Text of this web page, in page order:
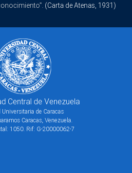
(Carta de Atenas, 1931)
Central de Venezuela
Universitaria de Caracas
Caracas, Venezuela.
1050. Rif: G-20000062-7